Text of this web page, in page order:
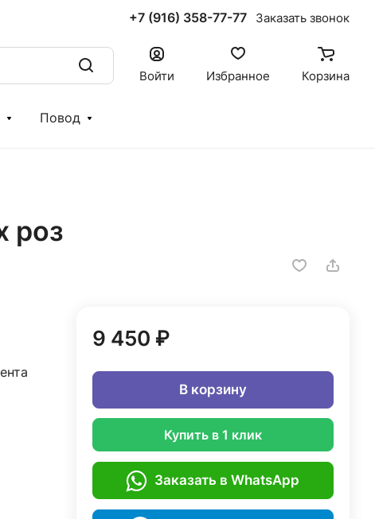
+7 (916) 358-77-77 Заказать звонок
Войти Избранное Корзина
Повод
роз
9 450 ₽
В корзину
Купить в 1 клик
Заказать в WhatsApp